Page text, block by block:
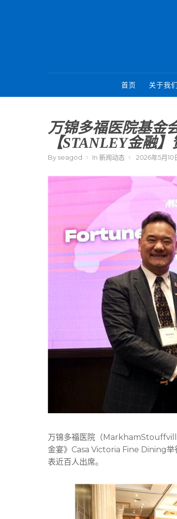
首页 关于我们
万锦多福医院基金
【STANLEY金融
By seagod In 新闻动态 2026年5月10
万锦多福医院（
金宴》Casa Victoria Fine Dining举
表近百人出席。